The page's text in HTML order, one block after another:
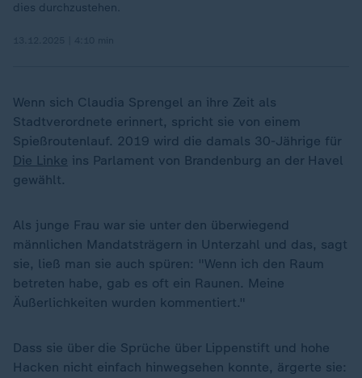
dies durchzustehen.
Wenn sich Claudia Sprengel an ihre Zeit als
Stadtverordnete erinnert, spricht sie von einem
Spießroutenlauf. 2019 wird die damals 30-Jährige für
Die Linke ins Parlament von Brandenburg an der Havel
gewählt.
Als junge Frau war sie unter den überwiegend
männlichen Mandatsträgern in Unterzahl und das, sagt
sie, ließ man sie auch spüren: "Wenn ich den Raum
betreten habe, gab es oft ein Raunen. Meine
Äußerlichkeiten wurden kommentiert."
Dass sie über die Sprüche über Lippenstift und hohe
Hacken nicht einfach hinwegsehen konnte, ärgerte sie: